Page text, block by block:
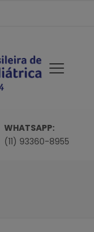
WHATSAPP:
(11) 93360-8955